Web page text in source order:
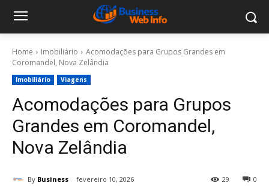
Home Imobiliário
Acomodações para Grupos Grandes em
Coromandel, Nova Zelândia
Imobiliário Viagens
Acomodações para Grupos
Grandes em Coromandel,
Nova Zelândia
By Business fevereiro 10, 2026 0
29